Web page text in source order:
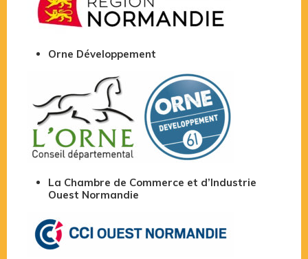
Orne Développement
La Chambre de Commerce et d’Industrie
Ouest Normandie